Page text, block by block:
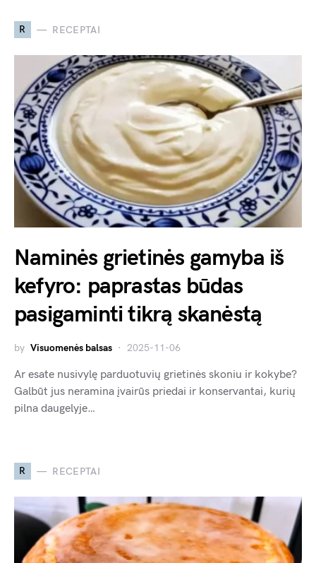
R RECEPTAI
Naminės grietinės gamyba iš
kefyro: paprastas būdas
pasigaminti tikrą skanėstą
by Visuomenės balsas 2025-11-06
Ar esate nusivylę parduotuvių grietinės skoniu ir kokybe?
Galbūt jus neramina įvairūs priedai ir konservantai, kurių
pilna daugelyje…
R RECEPTAI